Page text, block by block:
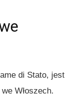
di Stato, jest
Włoszech.